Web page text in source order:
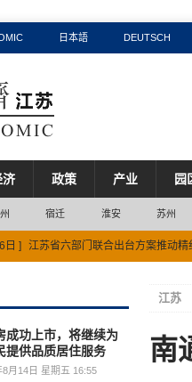
日本語 DEUTSCH
济 政策 产业 园
宿迁 淮安 苏州
日 ] 江苏省六部门联合出台方案推动
日 ] 江苏省水资源税收入上半年同比
日 ] 连云港市获评全国信用体系建设
日 ] 江苏省上半年省重大项目投资完
江苏
南
成功上市，将继续为
提供品质居住服务
8月14日 星期五 16:55